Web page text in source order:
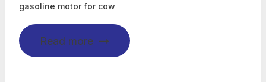
gasoline motor for cow
Read more